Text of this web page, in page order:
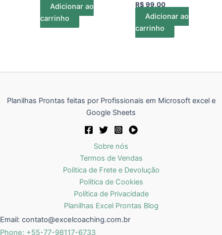
Adicionar ao
carrinho
R$ 99,00
Adicionar ao
carrinho
Planilhas Prontas feitas por Profissionais em Microsoft excel e
Google Sheets
Sobre nós
Termos de Vendas
Politica de Frete e Devolução
Política de Cookies
Política de Privacidade
Planilhas Excel Prontas Blog
Email: contato@excelcoaching.com.br
Phone: +55-77-98117-6733